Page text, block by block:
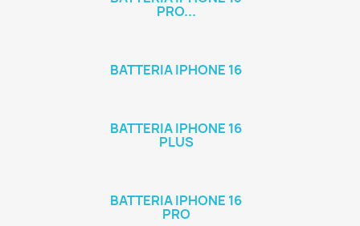
PRO...
BATTERIA IPHONE 16
BATTERIA IPHONE 16
PLUS
BATTERIA IPHONE 16
PRO